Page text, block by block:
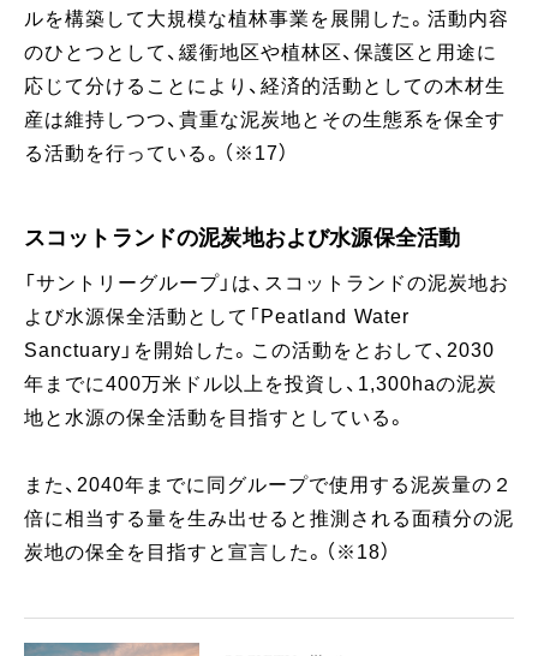
ルを構築して大規模な植林事業を展開した。活動内容
のひとつとして、緩衝地区や植林区、保護区と用途に
応じて分けることにより、経済的活動としての木材生
産は維持しつつ、貴重な泥炭地とその生態系を保全す
る活動を行っている。（※17）
スコットランドの泥炭地および水源保全活動
「サントリーグループ」は、スコットランドの泥炭地お
よび水源保全活動として「Peatland Water
Sanctuary」を開始した。この活動をとおして、2030
年までに400万米ドル以上を投資し、1,300haの泥炭
地と水源の保全活動を目指すとしている。
また、2040年までに同グループで使用する泥炭量の２
倍に相当する量を生み出せると推測される面積分の泥
炭地の保全を目指すと宣言した。（※18）